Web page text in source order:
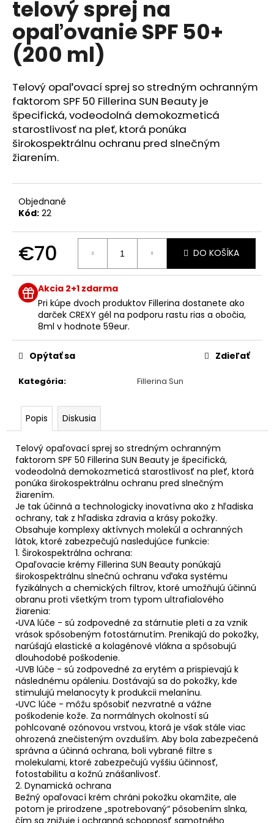
telový sprej na
opaľovanie SPF 50+
(200 ml)
Telový opaľovací sprej so stredným ochranným
faktorom SPF 50 Fillerina SUN Beauty je
špecifická, vodeodolná demokozmeticá
starostlivosť na pleť, ktorá ponúka
širokospektrálnu ochranu pred slnečným
žiarením.
Objednané
Kód: 22
€70
cena:
DO KOŠÍKA
Akcia 2+1 zdarma
Pri kúpe dvoch produktov Fillerina dostanete ako
darček CREXY gél na podporu rastu rias a obočia,
8ml v hodnote 59eur.
Kategória: Fillerina Sun
Opýtať sa Zdieľať
Popis Diskusia
Telový opaľovací sprej so stredným ochranným
faktorom SPF 50 Fillerina SUN Beauty je špecifická,
vodeodolná demokozmeticá starostlivosť na pleť, ktorá
ponúka širokospektrálnu ochranu pred slnečným
žiarením.
Je tak účinná a technologicky inovatívna ako z hľadiska
ochrany, tak z hľadiska zdravia a krásy pokožky.
Obsahuje komplexy aktívnych molekúl a ochranných
látok, ktoré zabezpečujú nasledujúce funkcie:
1. Širokospektrálna ochrana:
Opaľovacie krémy Fillerina SUN Beauty ponúkajú
širokospektrálnu slnečnú ochranu vďaka systému
fyzikálnych a chemických filtrov, ktoré umožňujú účinnú
obranu proti všetkým trom typom ultrafialového
žiarenia:
◦UVA lúče - sú zodpovedné za stárnutie pleti a za vznik
vrások spôsobeným fotostárnutím. Prenikajú do pokožky,
narúšajú elastické a kolagénové vlákna a spôsobujú
dlouhodobé poškodenie.
◦UVB lúče - sú zodpovedné za erytém a prispievajú k
následnému opáleniu. Dostávajú sa do pokožky, kde
stimulujú melanocyty k produkcii melanínu.
◦UVC lúče - môžu spôsobiť nezvratné a vážne
poškodenie kože. Za normálnych okolností sú
pohlcované ozónovou vrstvou, ktorá je však stále viac
ohrozená znečisteným ovzduším. Aby bola zabezpečená
správna a účinná ochrana, boli vybrané filtre s
molekulami, ktoré zabezpečujú vyššiu účinnosť,
fotostabilitu a kožnú znášanlivosť.
2. Dynamická ochrana
Bežný opaľovací krém chráni pokožku okamžite, ale
potom je prirodzene „spotrebovaný“ pôsobením slnka,
čím sa znižuje i ochranná schopnosť samotného
á
j
s
ť
?
HĽADAŤ
O
d
o
č
a
m
FILLERINA
SUN
OPAĽOVACÍ
NA
TVÁR
SPF
20
(50
ML)
€48